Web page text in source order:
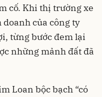
cố. Khi thị trường xe
doanh của công ty
từng bước đem lại
những mảnh đất đã
Loan bộc bạch “có